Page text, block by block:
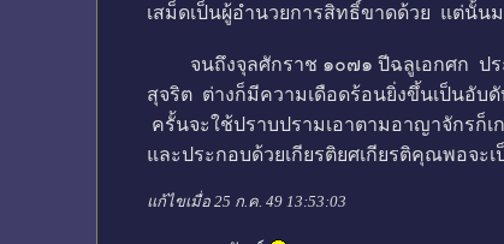
เสม็ดเป็นผู้อำนวยการสิทธิ์ขาดด้วย แต่นั้
จนถึงจุลศักราช ๑๐๗๑ ปีฉลูเอกศก ประ
สุจริต ต่างก็มีความเดือดร้อนยิ่งขึ้นเป็นอับ
ครั้นจะใช้ปราบปรามเอาตามอาญาจักรก็
และประกอบด้วยเกียรติยศเกียรติคุณพอจะ
แก้ไขเมื่อ 25 ก.ค. 49 13:53:03